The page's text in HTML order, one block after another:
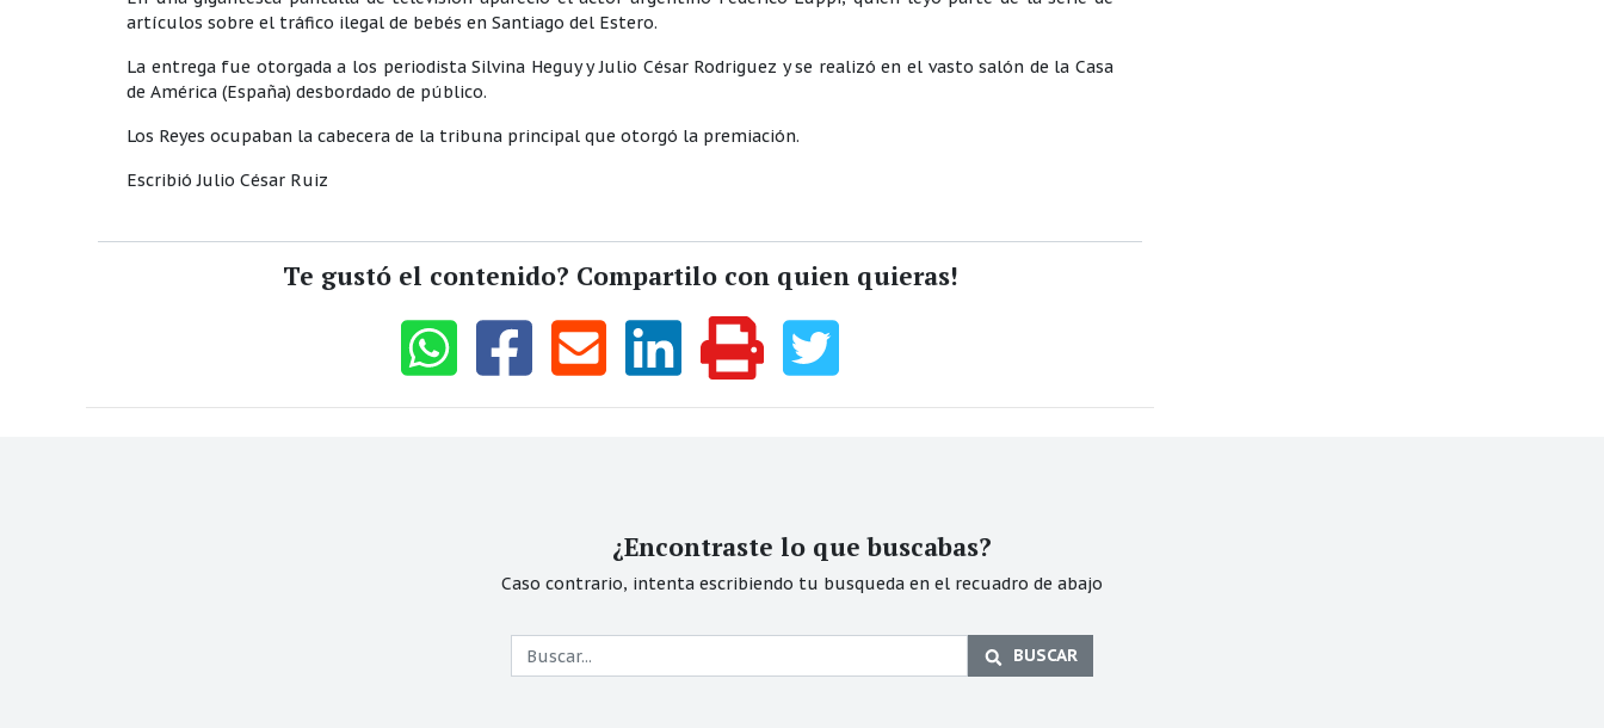
artículos sobre el tráfico ilegal de bebés en Santiago del Estero.
La entrega fue otorgada a los periodista Silvina Heguy y Julio César Rodriguez y se realizó en el vasto salón de la Casa
de América (España) desbordado de público.
Los Reyes ocupaban la cabecera de la tribuna principal que otorgó la premiación.
Escribió Julio César Ruiz
Te gustó el contenido? Compartilo con quien quieras!
¿Encontraste lo que buscabas?
Caso contrario, intenta escribiendo tu busqueda en el recuadro de abajo
BUSCAR